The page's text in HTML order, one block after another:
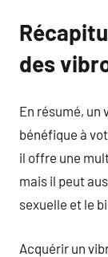
des
En résumé, un
bénéfique à
il offre une
mais il peut
sexuelle et le
Acquérir un